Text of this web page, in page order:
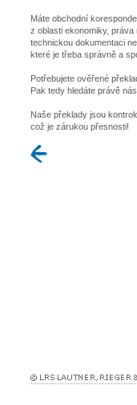
Máte obchodní
z oblasti ekonomiky,
technickou dokumentaci
které je třeba správně a
Potřebujete ověřené
Pak tedy hledáte právě nás.
Naše překlady jsou
což je zárukou přesnosti!